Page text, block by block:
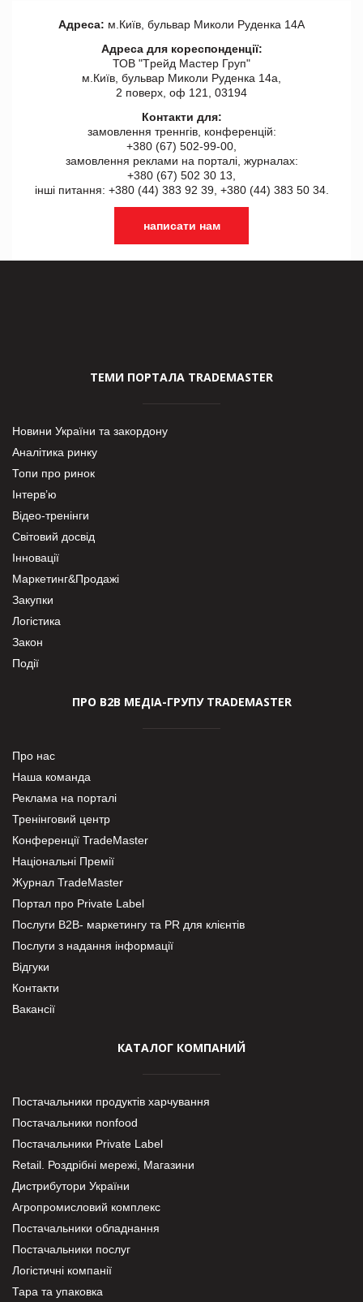
Адреса: м.Київ, бульвар Миколи Руденка 14А
Адреса для кореспонденції:
ТОВ "Tрейд Мастер Груп"
м.Київ, бульвар Миколи Руденка 14а,
2 поверх, оф 121, 03194
Контакти для:
замовлення треннгів, конференцій:
+380 (67) 502-99-00,
замовлення реклами на порталі, журналах:
+380 (67) 502 30 13,
інші питання: +380 (44) 383 92 39, +380 (44) 383 50 34.
написати нам
ТЕМИ ПОРТАЛА TRADEMASTER
Новини України та закордону
Аналітика ринку
Топи про ринок
Інтерв’ю
Відео-тренінги
Світовий досвід
Інновації
Маркетинг&Продажі
Закупки
Логістика
Закон
Події
ПРО В2В МЕДІА-ГРУПУ TRADEMASTER
Про нас
Наша команда
Реклама на порталі
Тренінговий центр
Конференції TradeMaster
Національні Премії
Журнал TradeMaster
Портал про Private Label
Послуги В2В- маркетингу та PR для клієнтів
Послуги з надання інформації
Відгуки
Контакти
Вакансії
КАТАЛОГ КОМПАНИЙ
Постачальники продуктів харчування
Постачальники nonfood
Постачальники Private Label
Retail. Роздрібні мережі, Магазини
Дистрибутори України
Агропромисловий комплекс
Постачальники обладнання
Постачальники послуг
Логістичні компанії
Тара та упаковка